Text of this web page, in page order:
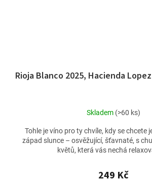
Rioja Blanco 2025, Hacienda
Skladem (>60 ks)
249 Kč
Tohle je víno pro ty chvíle, kdy se chcete
západ slunce – osvěžující, šťavnaté, s
květů, která vás nechá